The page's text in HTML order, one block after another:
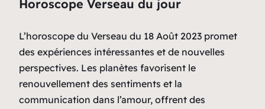
Horoscope Verseau du jour
L’horoscope du Verseau du 18 Août 2023 promet
des expériences intéressantes et de nouvelles
perspectives. Les planètes favorisent le
renouvellement des sentiments et la
communication dans l’amour, offrent des